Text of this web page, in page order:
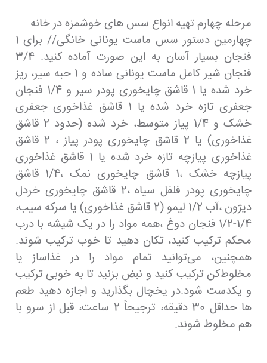
مرحله چهارم تهیه انواع سس های خوشمزه در خانه
چهارمین دستور سس ماست یونانی خانگی// برای 1
فنجان بسیار آسان به این صورت آماده کنید. 3/4
فنجان شیر کامل ماست یونانی ساده و 1 حبه سیر، ریز
خرد شده یا 1 قاشق چایخوری پودر سیر و 1/4 فنجان
جعفری تازه خرد شده یا 1 قاشق غذاخوری جعفری
خشک و 1/4 پیاز متوسط، خرد شده (حدود 2 قاشق
غذاخوری) یا 2 قاشق چایخوری پودر پیاز ، 2 قاشق
غذاخوری پیازچه تازه خرد شده یا 1 قاشق غذاخوری
پیازچه خشک ،1 قاشق چایخوری نمک ،1/4 قاشق
چایخوری پودر فلفل سیاه ،2 قاشق چایخوری خردل
دیژون ،آب 1/2 لیمو (2 قاشق غذاخوری) یا سرکه سیب،
1/4-1/2 فنجان دوغ ،همه مواد را در یک شیشه با درب
محکم ترکیب کنید، تکان دهید تا خوب ترکیب شوند.
همچنین، می‌توانید تمام مواد را در غذاساز یا
مخلوط‌کن ترکیب کنید و نبض بزنید تا به خوبی ترکیب
و یکدست شود.در یخچال بگذارید و اجازه دهید طعم
ها حداقل 30 دقیقه، ترجیحاً 2 ساعت، قبل از سرو با
هم مخلوط شوند.